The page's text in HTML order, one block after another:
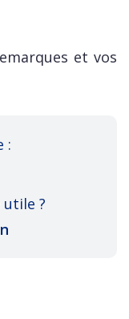
et vos
:
?